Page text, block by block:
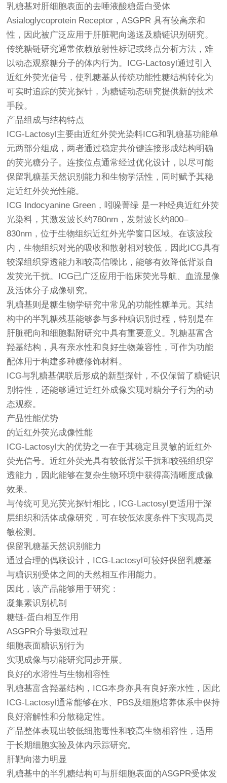
乳糖基对肝细胞表面的去唾液酸糖蛋白受体
Asialoglycoprotein Receptor，ASGPR 具有较高亲和
性，因此被广泛应用于肝脏靶向递送及糖链识别研究。
传统糖链研究通常依赖放射性标记或终点分析方法，难
以动态观察糖分子的体内行为。ICG-Lactosyl通过引入
近红外荧光信号，使乳糖基从传统功能性糖结构转化为
可实时追踪的荧光探针，为糖链动态研究提供新的技术
手段。
产品组成与结构特点
ICG-Lactosyl主要由近红外荧光染料ICG和乳糖基功能单
元两部分组成，两者通过稳定共价键连接形成结构明确
的荧光糖分子。连接位点通常经过优化设计，以尽可能
保留乳糖基天然识别能力和生物学活性，同时赋予其稳
定近红外荧光性能。
ICG Indocyanine Green，吲哚菁绿 是一种经典近红外荧
光染料，其激发波长约780nm，发射波长约800–
830nm，位于生物组织近红外光学窗口区域。在该波段
内，生物组织对光的吸收和散射相对较低，因此ICG具有
较深组织穿透能力和较高信噪比，能够有效降低背景自
发荧光干扰。ICG已广泛应用于临床荧光导航、血流显像
及活体分子成像研究。
乳糖基则是糖生物学研究中常见的功能性糖单元。其结
构中的半乳糖残基能够参与多种糖识别过程，特别是在
肝脏靶向和细胞黏附研究中具有重要意义。乳糖基富含
羟基结构，具有亲水性和良好生物兼容性，可作为功能
配体用于构建多种糖修饰材料。
ICG与乳糖基偶联后形成的新型探针，不仅保留了糖链识
别特性，还能够通过近红外成像实现对糖分子行为的动
态观察。
产品性能优势
的近红外荧光成像性能
ICG-Lactosyl大的优势之一在于其稳定且灵敏的近红外
荧光信号。近红外荧光具有较低背景干扰和较强组织穿
透能力，因此能够在复杂生物环境中获得高清晰度成像
效果。
与传统可见光荧光探针相比，ICG-Lactosyl更适用于深
层组织和活体成像研究，可在较低浓度条件下实现高灵
敏检测。
保留乳糖基天然识别能力
通过合理的偶联设计，ICG-Lactosyl可较好保留乳糖基
与糖识别受体之间的天然相互作用能力。
因此，该产品能够用于研究：
凝集素识别机制
糖链-蛋白相互作用
ASGPR介导摄取过程
细胞表面糖识别行为
实现成像与功能研究同步开展。
良好的水溶性与生物相容性
乳糖基富含羟基结构，ICG本身亦具有良好亲水性，因此
ICG-Lactosyl通常能够在水、PBS及细胞培养体系中保持
良好溶解性和分散稳定性。
产品整体表现出较低细胞毒性和较高生物相容性，适用
于长期细胞实验及体内示踪研究。
肝靶向潜力明显
乳糖基中的半乳糖结构可与肝细胞表面的ASGPR受体发